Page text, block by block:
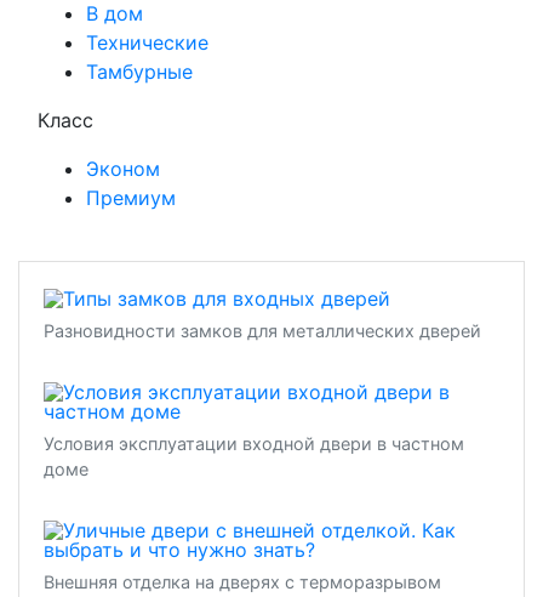
В дом
Технические
Тамбурные
Класс
Эконом
Премиум
Разновидности замков для металлических дверей
Условия эксплуатации входной двери в частном
доме
Внешняя отделка на дверях с терморазрывом